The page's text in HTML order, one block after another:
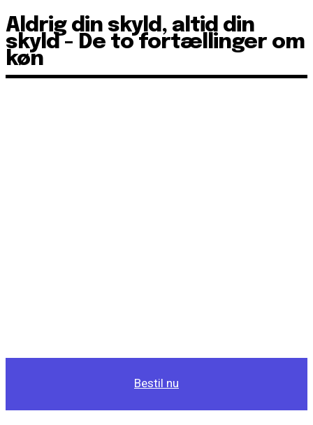
Aldrig din skyld, altid din
skyld - De to fortællinger om
køn
Bestil nu